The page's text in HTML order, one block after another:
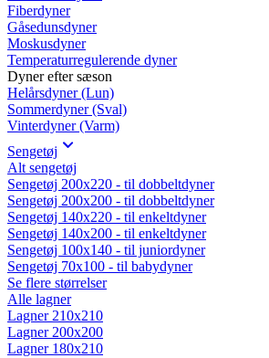
Fiberdyner
Gåsedunsdyner
Moskusdyner
Temperaturregulerende dyner
Dyner efter sæson
Helårsdyner (Lun)
Sommerdyner (Sval)
Vinterdyner (Varm)
Sengetøj
Alt sengetøj
Sengetøj 200x220 - til dobbeltdyner
Sengetøj 200x200 - til dobbeltdyner
Sengetøj 140x220 - til enkeltdyner
Sengetøj 140x200 - til enkeltdyner
Sengetøj 100x140 - til juniordyner
Sengetøj 70x100 - til babydyner
Se flere størrelser
Alle lagner
Lagner 210x210
Lagner 200x200
Lagner 180x210